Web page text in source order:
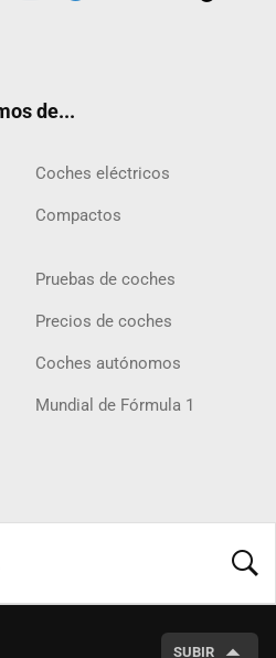
de...
Coches eléctricos
Compactos
Pruebas de coches
Precios de coches
Coches autónomos
Mundial de Fórmula 1
SUBIR